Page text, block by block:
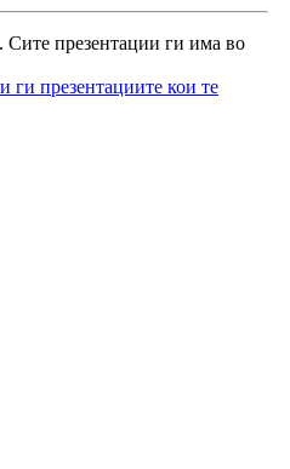
Сите презентации ги има во
ги презентациите кои те